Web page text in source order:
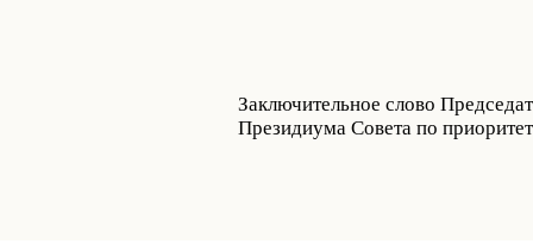
Заключительное слово
Президиума Совета по